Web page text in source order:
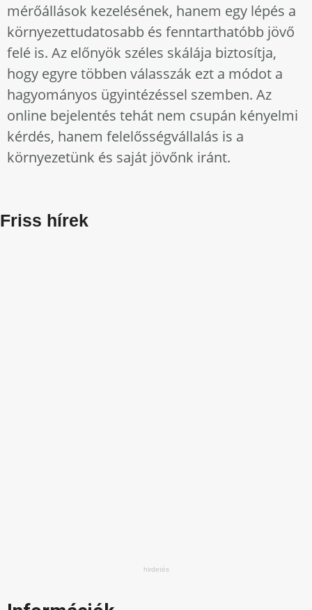
mérőállások kezelésének, hanem egy lépés a
környezettudatosabb és fenntarthatóbb jövő
felé is. Az előnyök széles skálája biztosítja,
hogy egyre többen válasszák ezt a módot a
hagyományos ügyintézéssel szemben. Az
online bejelentés tehát nem csupán kényelmi
kérdés, hanem felelősségvállalás is a
környezetünk és saját jövőnk iránt.
Friss hírek